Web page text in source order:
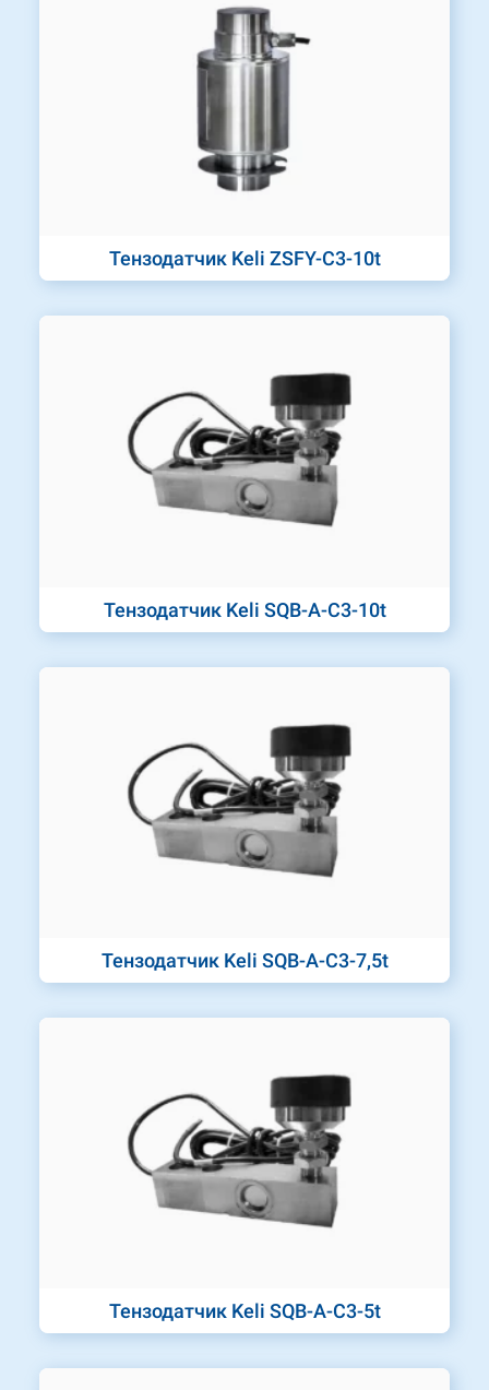
Тензодатчик Keli ZSFY-C3-10t
Тензодатчик Keli SQB-A-C3-10t
Тензодатчик Keli SQB-A-C3-7,5t
Тензодатчик Keli SQB-A-C3-5t